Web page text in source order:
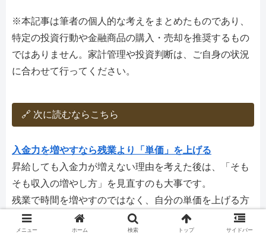
※本記事は筆者の個人的な考えをまとめたものであり、
特定の投資行動や金融商品の購入・売却を推奨するもの
ではありません。家計管理や投資判断は、ご自身の状況
に合わせて行ってください。
🔗 次に読むならこちら
入金力を増やすなら残業より「単価」を上げる
昇給しても入金力が増えない理由を考えた後は、「そも
そも収入の増やし方」を見直すのも大事です。
残業で時間を増やすのではなく、自分の単価を上げる方
向で入金力を考えたい方はこちらもどうぞ。
メニュー ホーム 検索 トップ サイドバー